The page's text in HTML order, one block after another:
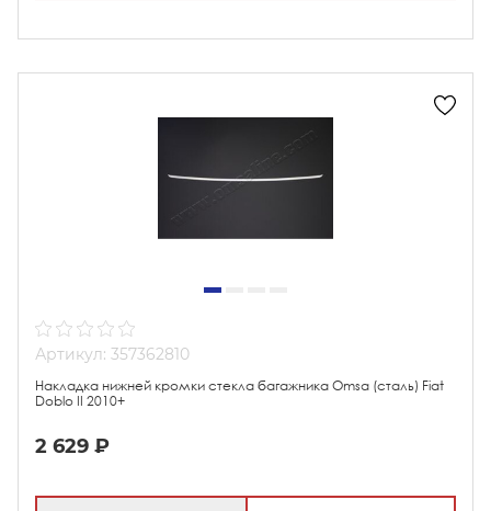
Артикул: 357362810
Накладка нижней кромки стекла багажника Omsa (сталь) Fiat
Doblo II 2010+
2 629 ₽